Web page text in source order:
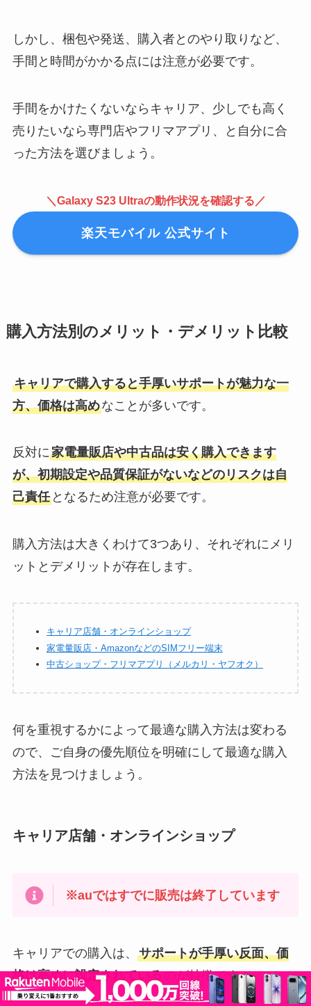
しかし、梱包や発送、購入者とのやり取りなど、
手間と時間がかかる点には注意が必要です。
手間をかけたくないならキャリア、少しでも高く
売りたいなら専門店やフリマアプリ、と自分に合
った方法を選びましょう。
＼Galaxy S23 Ultraの動作状況を確認する／
楽天モバイル 公式サイト
購入方法別のメリット・デメリット比較
キャリアで購入すると手厚いサポートが魅力な一
方、価格は高めなことが多いです。
反対に家電量販店や中古品は安く購入できます
が、初期設定や品質保証がないなどのリスクは自
己責任となるため注意が必要です。
購入方法は大きくわけて3つあり、それぞれにメリ
ットとデメリットが存在します。
キャリア店舗・オンラインショップ
家電量販店・AmazonなどのSIMフリー端末
中古ショップ・フリマアプリ（メルカリ・ヤフオク）
何を重視するかによって最適な購入方法は変わる
ので、ご自身の優先順位を明確にして最適な購入
方法を見つけましょう。
キャリア店舗・オンラインショップ
※auではすでに販売は終了しています
キャリアでの購入は、 サポートが手厚い反面、価
格は高めに設定されているのが特徴です。